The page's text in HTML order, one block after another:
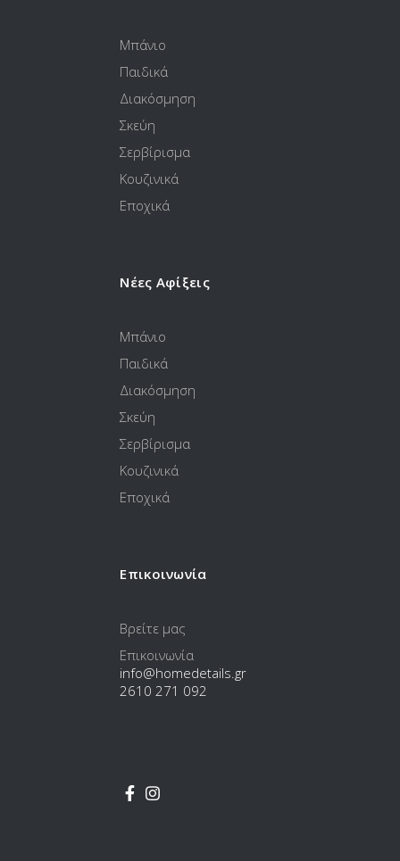
Μπάνιο
Παιδικά
Διακόσμηση
Σκεύη
Σερβίρισμα
Κουζινικά
Εποχικά
Νέες Αφίξεις
Μπάνιο
Παιδικά
Διακόσμηση
Σκεύη
Σερβίρισμα
Κουζινικά
Εποχικά
Επικοινωνία
Βρείτε μας
Επικοινωνία
info@homedetails.gr
2610 271 092